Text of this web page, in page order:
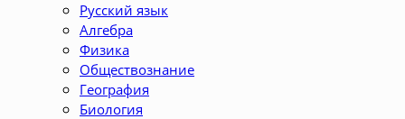
Русский язык
Алгебра
Физика
Обществознание
География
Биология